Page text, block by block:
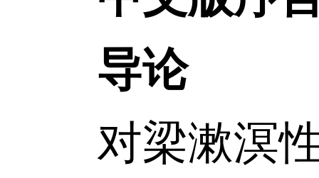
导论
对梁漱溟性